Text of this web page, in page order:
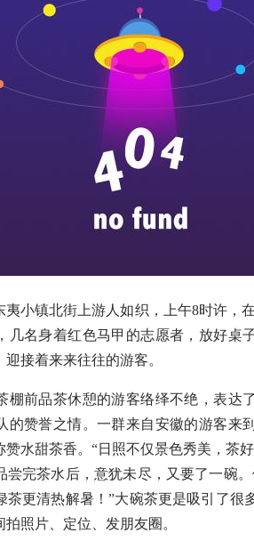
镇北街上游人如织，上午8时许，在
几名身着红色马甲的志愿者，放好桌
接着来来往往的游客。
前品茶休憩的游客络绎不绝，表达
的赞誉之情。一群来自安徽的游客来
赞水甜茶香。“日照不仅景色秀美，茶
尝完茶水后，意犹未尽，又要了一碗
茶更清热解暑！”大碗茶更是吸引了很
照片、定位、发朋友圈。